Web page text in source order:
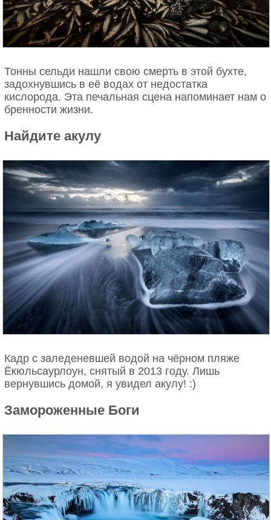
Тонны сельди нашли свою смерть в этой бухте,
задохнувшись в её водах от недостатка
кислорода. Эта печальная сцена напоминает нам о
бренности жизни.
Найдите акулу
Кадр с заледеневшей водой на чёрном пляже
Ёкюльсаурлоун, снятый в 2013 году. Лишь
вернувшись домой, я увидел акулу! :)
Замороженные Боги